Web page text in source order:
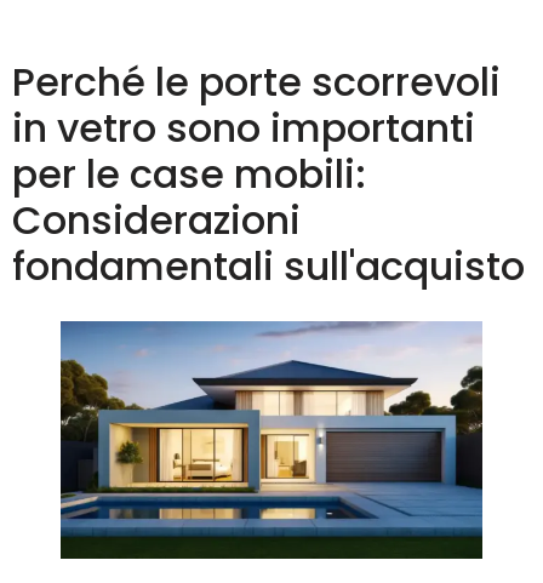
Perché le porte scorrevoli
in vetro sono importanti
per le case mobili:
Considerazioni
fondamentali sull'acquisto